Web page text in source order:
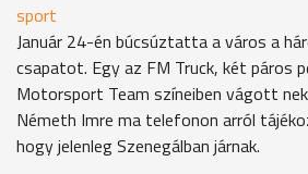
sport
Január 24-én búcsúztatta a város a
csapatot. Egy az FM Truck, két páros
Motorsport Team színeiben vágott
Németh Imre ma telefonon arról
hogy jelenleg Szenegálban járnak.